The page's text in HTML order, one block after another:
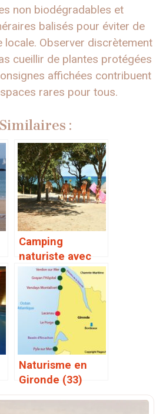
non biodégradables et
balisés pour éviter de
locale. Observer discrètement
cueillir de plantes protégées
affichées contribuent
rares pour tous.
:
Camping
naturiste avec
accès direct à la
plage
Naturisme en
Gironde (33)